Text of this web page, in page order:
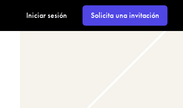
Iniciar sesión Solicita una invitación